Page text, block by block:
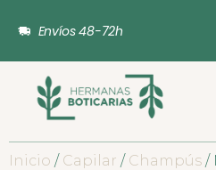
Envíos 48-72h
Inicio / Capilar / Champús /